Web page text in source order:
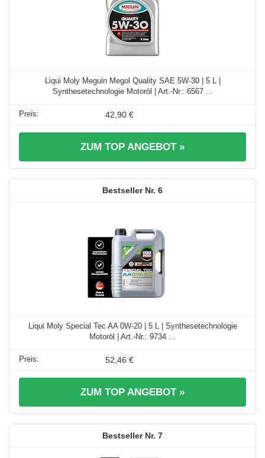
Liqui Moly Meguin Megol Quality SAE 5W-30 | 5 L |
Synthesetechnologie Motoröl | Art.-Nr.: 6567 ...
42,90 €
ZUM TOP ANGEBOT »
6
Liqui Moly Special Tec AA 0W-20 | 5 L | Synthesetechnologie
Motoröl | Art.-Nr.: 9734 ...
52,46 €
ZUM TOP ANGEBOT »
7